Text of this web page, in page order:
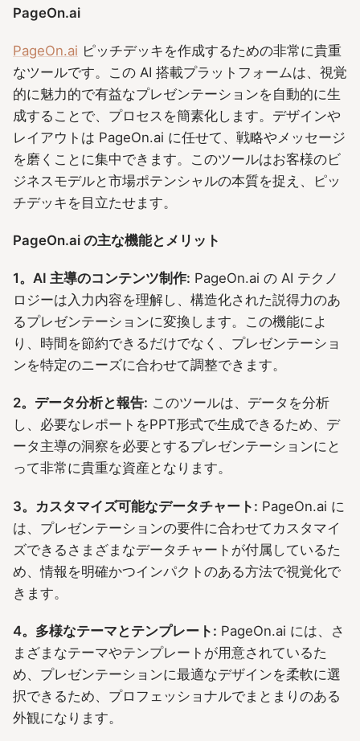
PageOn.ai
PageOn.ai ピッチデッキを作成するための非常に貴重
なツールです。この AI 搭載プラットフォームは、視覚
的に魅力的で有益なプレゼンテーションを自動的に生
成することで、プロセスを簡素化します。デザインや
レイアウトは PageOn.ai に任せて、戦略やメッセージ
を磨くことに集中できます。このツールはお客様のビ
ジネスモデルと市場ポテンシャルの本質を捉え、ピッ
チデッキを目立たせます。
PageOn.ai の主な機能とメリット
1。AI 主導のコンテンツ制作: PageOn.ai の AI テクノ
ロジーは入力内容を理解し、構造化された説得力のあ
るプレゼンテーションに変換します。この機能によ
り、時間を節約できるだけでなく、プレゼンテーショ
ンを特定のニーズに合わせて調整できます。
2。データ分析と報告: このツールは、データを分析
し、必要なレポートをPPT形式で生成できるため、デ
ータ主導の洞察を必要とするプレゼンテーションにと
って非常に貴重な資産となります。
3。カスタマイズ可能なデータチャート: PageOn.ai に
は、プレゼンテーションの要件に合わせてカスタマイ
ズできるさまざまなデータチャートが付属しているた
め、情報を明確かつインパクトのある方法で視覚化で
きます。
4。多様なテーマとテンプレート: PageOn.ai には、さ
まざまなテーマやテンプレートが用意されているた
め、プレゼンテーションに最適なデザインを柔軟に選
択できるため、プロフェッショナルでまとまりのある
外観になります。